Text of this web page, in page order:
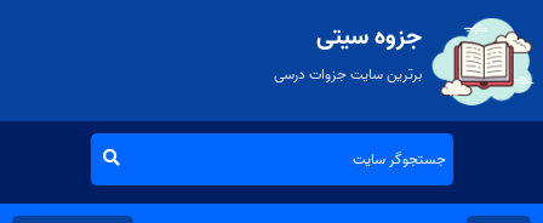
جزوه سیتی
برترین سایت جزوات درسی